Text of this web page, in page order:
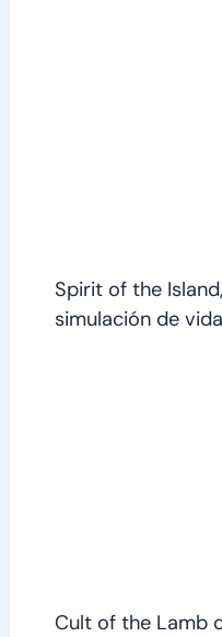
Spirit of the
simulación de
Cult of the Lamb